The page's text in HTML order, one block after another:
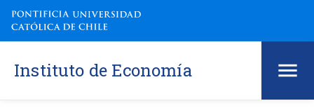
Instituto de Economía